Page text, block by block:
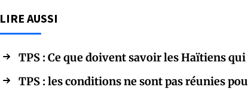
LIRE AUSSI
TPS : Ce que doivent savoir les Haïtiens
TPS : les conditions ne sont pas réunies